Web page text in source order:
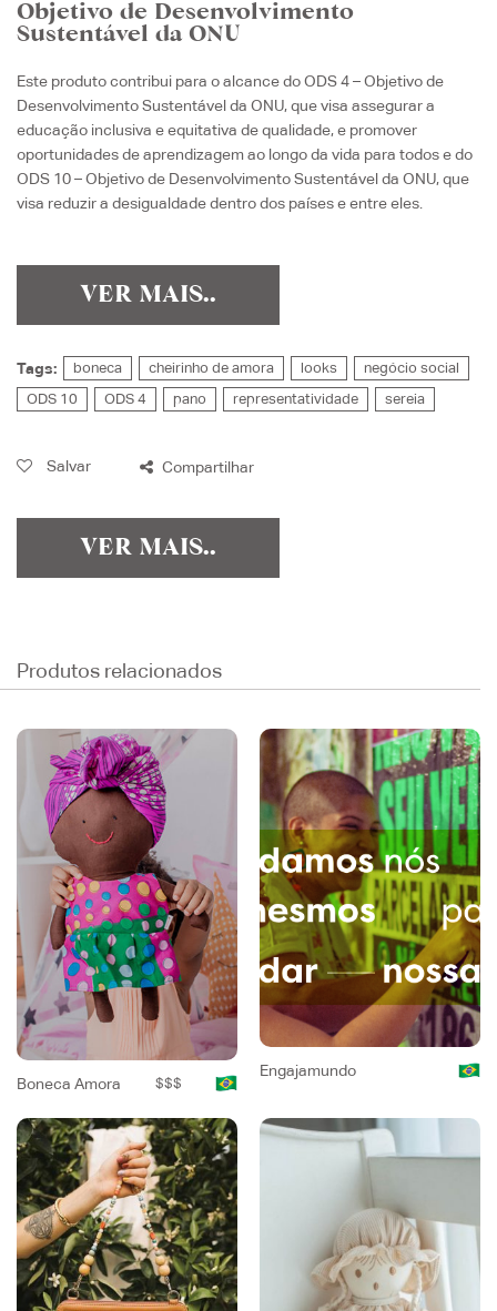
Objetivo de Desenvolvimento
Sustentável da ONU
Este produto contribui para o alcancedo ODS 4 – Objetivo de
Desenvolvimento Sustentável da ONU, que visa assegurar a
educação inclusiva e equitativa de qualidade, e promover
oportunidades de aprendizagem ao longo da vida para todos e do
ODS 10 – Objetivo de Desenvolvimento Sustentável da ONU, que
visa reduzir a desigualdade dentro dos países e entre eles.
VER MAIS..
Tags: boneca cheirinho de amora looks
negócio social
ODS 10
ODS 4 pano representatividade sereia
Salvar Compartilhar
VER MAIS..
Produtos relacionados
Boneca Amora $$$
Engajamundo